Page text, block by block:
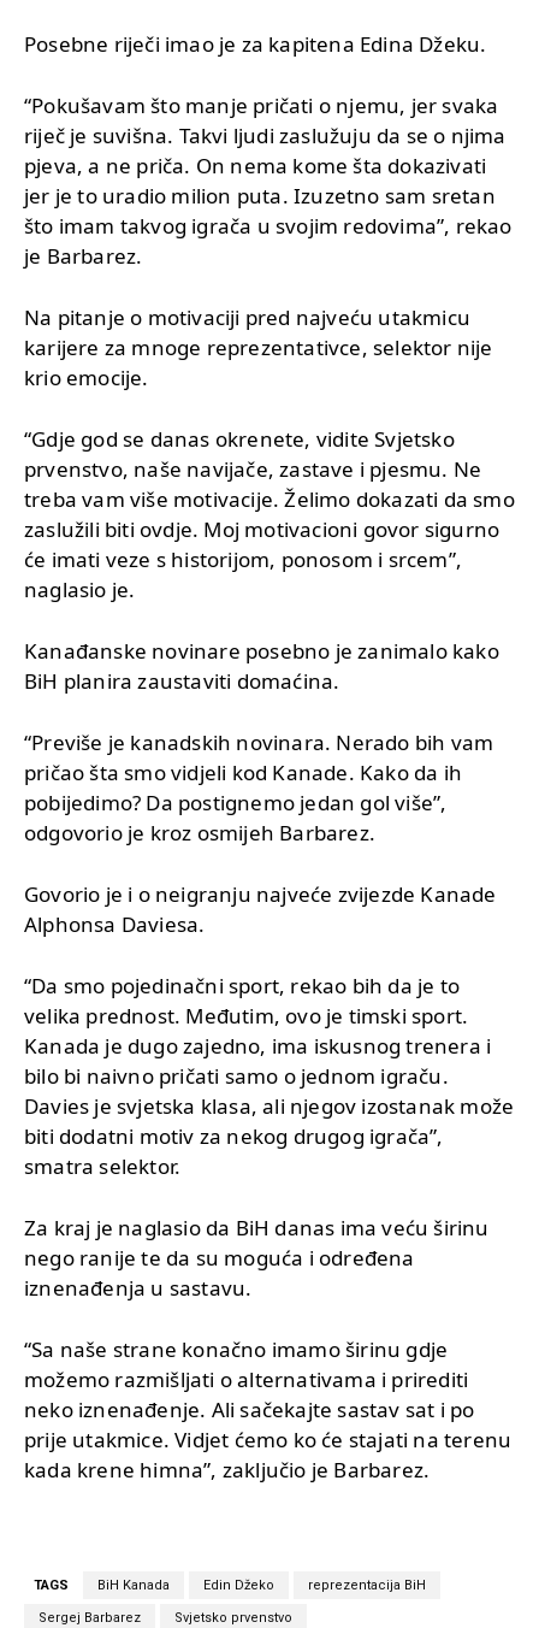
Posebne riječi imao je za kapitena Edina Džeku.
“Pokušavam što manje pričati o njemu, jer svaka
riječ je suvišna. Takvi ljudi zaslužuju da se o njima
pjeva, a ne priča. On nema kome šta dokazivati
jer je to uradio milion puta. Izuzetno sam sretan
što imam takvog igrača u svojim redovima”, rekao
je Barbarez.
Na pitanje o motivaciji pred najveću utakmicu
karijere za mnoge reprezentativce, selektor nije
krio emocije.
“Gdje god se danas okrenete, vidite Svjetsko
prvenstvo, naše navijače, zastave i pjesmu. Ne
treba vam više motivacije. Želimo dokazati da smo
zaslužili biti ovdje. Moj motivacioni govor sigurno
će imati veze s historijom, ponosom i srcem”,
naglasio je.
Kanađanske novinare posebno je zanimalo kako
BiH planira zaustaviti domaćina.
“Previše je kanadskih novinara. Nerado bih vam
pričao šta smo vidjeli kod Kanade. Kako da ih
pobijedimo? Da postignemo jedan gol više”,
odgovorio je kroz osmijeh Barbarez.
Govorio je i o neigranju najveće zvijezde Kanade
Alphonsa Daviesa.
“Da smo pojedinačni sport, rekao bih da je to
velika prednost. Međutim, ovo je timski sport.
Kanada je dugo zajedno, ima iskusnog trenera i
bilo bi naivno pričati samo o jednom igraču.
Davies je svjetska klasa, ali njegov izostanak može
biti dodatni motiv za nekog drugog igrača”,
smatra selektor.
Za kraj je naglasio da BiH danas ima veću širinu
nego ranije te da su moguća i određena
iznenađenja u sastavu.
“Sa naše strane konačno imamo širinu gdje
možemo razmišljati o alternativama i prirediti
neko iznenađenje. Ali sačekajte sastav sat i po
prije utakmice. Vidjet ćemo ko će stajati na terenu
kada krene himna”, zaključio je Barbarez.
TAGS BiH Kanada Edin Džeko reprezentacija BiH
Sergej Barbarez Svjetsko prvenstvo